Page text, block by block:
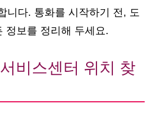
니다. 통화를 시작하기 전, 도
정보를 정리해 두세요.
비스센터 위치 찾